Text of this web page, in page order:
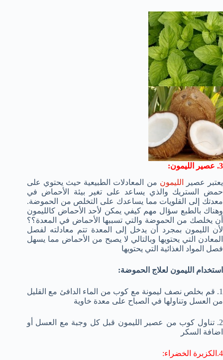
3. عصير الليمون:
يعتبر عصير
الليمون من المعادلات الطبيعية حيث يحتوي على
حمض الستريك والذي يساعد على تغير بيئة الأحماض في
معدتك إلى القلويات مما يساعدك على التخلص من الحموضة.
وهناك بالطبع سؤال مهم كيفي يمكن لأحد الأحماض كالليمون
أن يخلصك من الحموضة والتي تسببها الأحماض في المعدة؟؟
لأن الليمون بمجرد أن يدخل إلى المعدة تتم معادلته لفصل
المعادن التي يحتويها وبالتالي لا يصبح من الأحماض مما يسهل
فصل المواد الغذائية التي يحتويها
استخدام الليمون لعلاج الحموضة:
1. قم بخلص نصف ليمونة مع كوب من الماء الدافئ مع القليل
من العسل وتناولها في الصباح على معدة خاوية
2. تناول كوب من عصير الليمون قبل كل وجبة مع العسل أو
اضافة السكر
4.الكزبرة الخضراء: